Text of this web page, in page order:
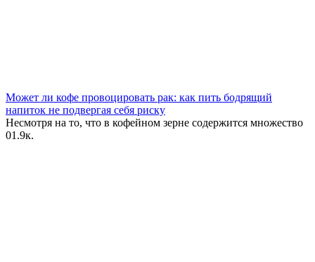
Может ли кофе провоцировать рак: как пить бодрящий
напиток не подвергая себя риску
Несмотря на то, что в кофейном зерне содержится множество
01.9к.